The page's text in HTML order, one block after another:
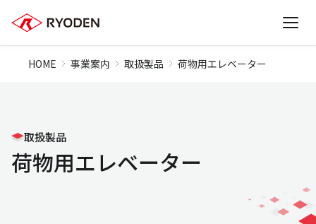
HOME 事業案内 取扱製品 荷物用エレベーター
取扱製品
荷物用エレベーター